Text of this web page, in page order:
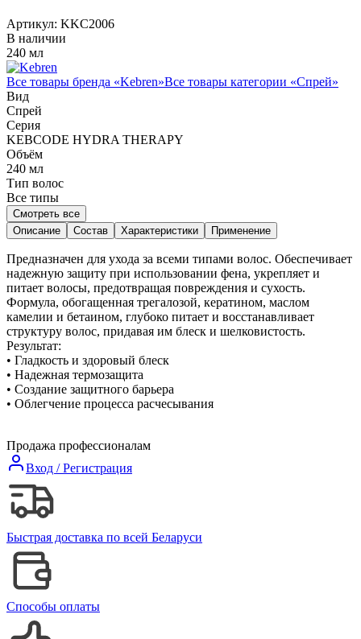
Артикул: KKC2006
В наличии
240 мл
Все товары бренда «Kebren»Все товары категории «Спрей»
Вид
Спрей
Серия
KEBCODE HYDRA THERAPY
Объём
240 мл
Тип волос
Все типы
Смотреть все
Описание
Состав Характеристики Применение
Предназначен для ухода за всеми типами волос. Обеспечивает
надежную защиту при использовании фена, укрепляет и
питает волосы, предотвращая повреждения и сухость.
Формула, обогащенная трегалозой, кератином, маслом
камелии и бетаином, глубоко питает и восстанавливает
структуру волос, придавая им блеск и шелковистость.
Результат:
• Гладкость и здоровый блеск
• Надежная термозащита
• Создание защитного барьера
• Облегчение процесса расчесывания
Продажа профессионалам
Вход / Регистрация
Быстрая доставка по всей Беларуси
Способы оплаты